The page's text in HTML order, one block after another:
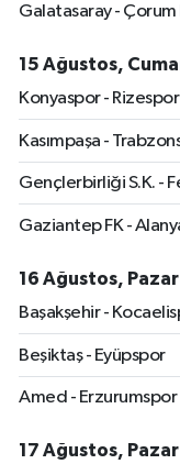
Galatasaray - Çorum
15 Ağustos,
Konyaspor - Rizespor
Kasımpaşa -
Gençlerbirliği S.K. -
Gaziantep FK -
16 Ağustos, Pazar
Başakşehir -
Beşiktaş - Eyüpspor
Amed - Erzurumspor
17 Ağustos,